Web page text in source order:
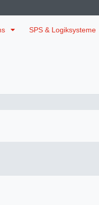
SPS & Logiksysteme